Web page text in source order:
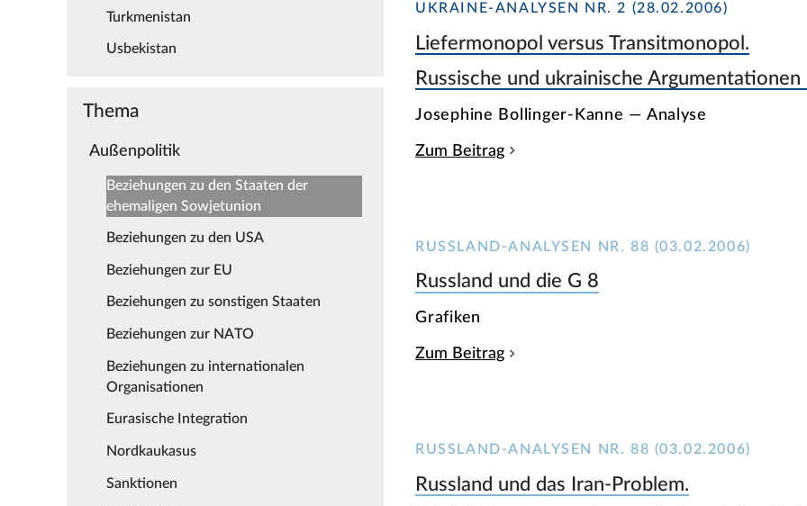
Turkmenistan
Usbekistan
Thema
Außenpolitik
Beziehungen zu den Staaten der
ehemaligen Sowjetunion
Beziehungen zu den USA
Beziehungen zur EU
Beziehungen zu sonstigen Staaten
Beziehungen zur NATO
Beziehungen zu internationalen
Organisationen
Eurasische Integration
Nordkaukasus
Sanktionen
UKRAINE-ANALYSEN NR. 2 (28.02.2006)
Liefermonopol versus Transitmonopol.
Russische und ukrainische
Josephine Bollinger-Kanne — Analyse
Zum Beitrag
RUSSLAND-ANALYSEN NR. 88 (03.02.2006)
Russland und die G 8
Grafiken
Zum Beitrag
RUSSLAND-ANALYSEN NR. 88 (03.02.2006)
Russland und das Iran-Problem.